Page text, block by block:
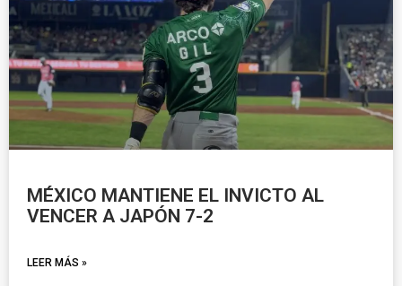
MÉXICO MANTIENE EL INVICTO AL
VENCER A JAPÓN 7-2
LEER MÁS »